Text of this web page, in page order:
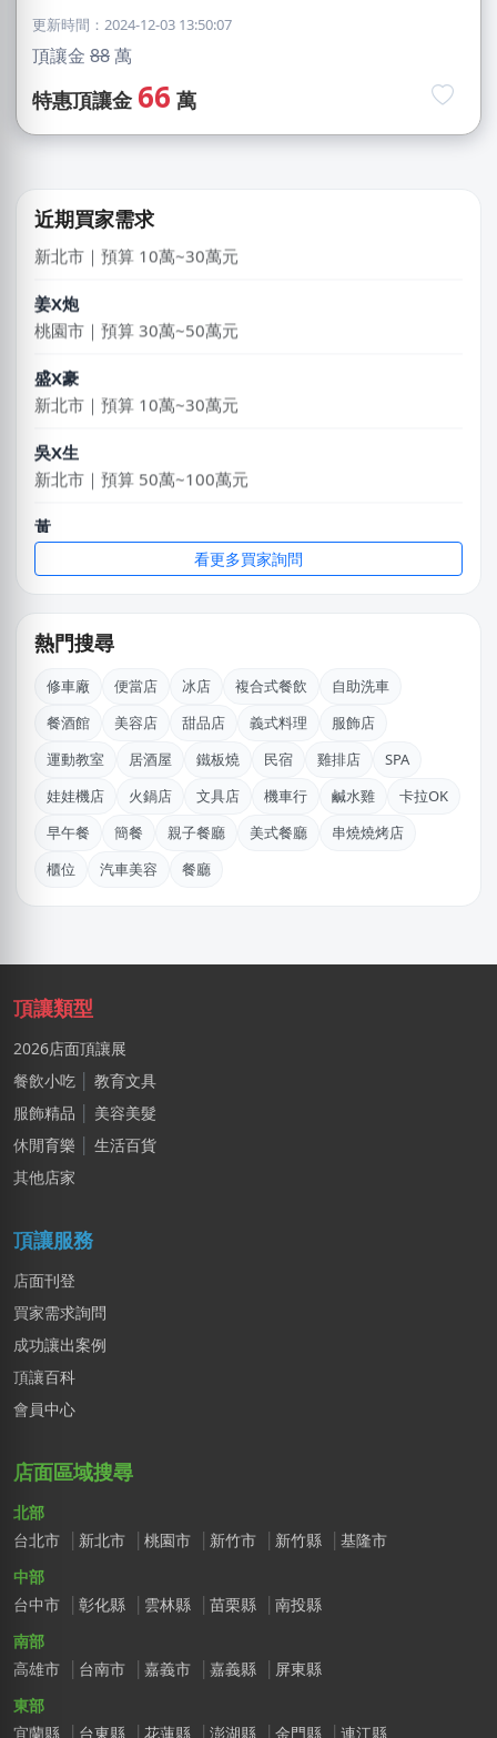
更新時間：2024-12-03 13:50:07
頂讓金 88萬
特惠頂讓金 66 萬
近期買家需求
新北市｜預算 10萬~30萬元
莊X岑
游X姐
新北市｜預算 10萬~30萬元
姜X炮
桃園市｜預算 30萬~50萬元
盛X豪
新北市｜預算 10萬~30萬元
吳X生
新北市｜預算 50萬~100萬元
黃
新北市｜預算 10萬~30萬元
新北市｜預算 10萬~30萬元
高雄市｜預算 30萬~50萬元
新北市｜預算 10萬~30萬元
盛X豪
新北市｜預算 10萬~30萬元
吳X生
新北市｜預算 50萬~100萬元
黃
新北市｜預算 10萬~30萬元
淑X
看更多買家詢問
熱門搜尋
修車廠 便當店 冰店 複合式餐飲
自助洗車
餐酒館
美容店 甜品店 義式料理
服飾店
運動教室
居酒屋 鐵板燒 民宿 雞排店
SPA
娃娃機店
火鍋店 文具店 機車行 鹹水雞
卡拉OK
早午餐
簡餐 親子餐廳 美式餐廳
串燒燒烤店
櫃位
汽車美容 餐廳
頂讓類型
2026店面頂讓展
餐飲小吃
教育文具
服飾精品
美容美髮
休閒育樂
生活百貨
其他店家
頂讓服務
店面刊登
買家需求詢問
成功讓出案例
頂讓百科
會員中心
店面區域搜尋
北部
台北市
新北市 桃園市 新竹市 新竹縣
基隆市
中部
台中市
彰化縣 雲林縣 苗栗縣
南投縣
南部
高雄市
台南市 嘉義市 嘉義縣
屏東縣
東部
宜蘭縣
台東縣 花蓮縣 澎湖縣 金門縣 連江縣